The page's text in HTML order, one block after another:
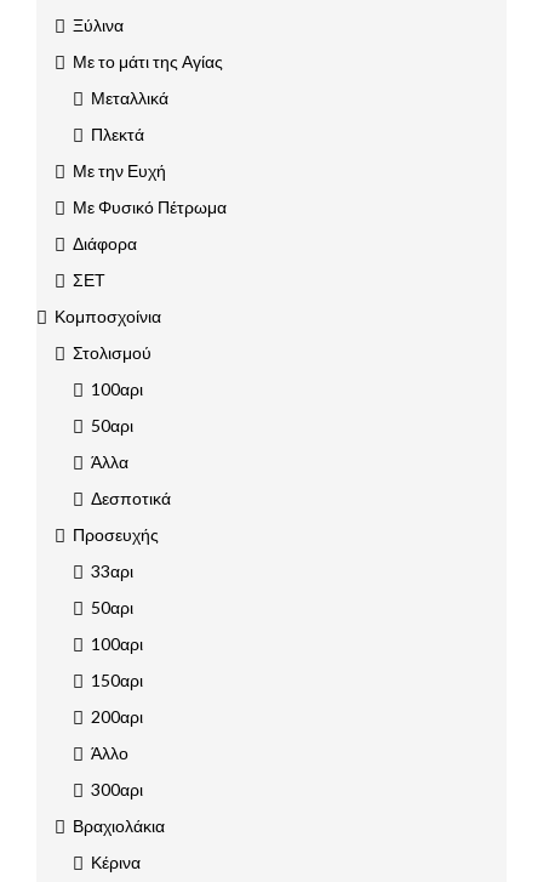
Ξύλινα
Με το μάτι της Αγίας
Μεταλλικά
Πλεκτά
Με την Ευχή
Με Φυσικό Πέτρωμα
Διάφορα
ΣΕΤ
Κομποσχοίνια
Στολισμού
100αρι
50αρι
Άλλα
Δεσποτικά
Προσευχής
33αρι
50αρι
100αρι
150αρι
200αρι
Άλλο
300αρι
Βραχιολάκια
Κέρινα